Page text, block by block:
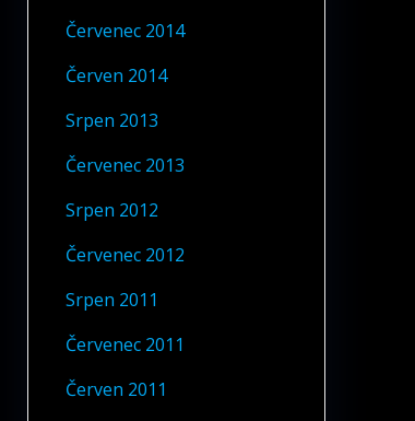
Červenec 2014
Červen 2014
Srpen 2013
Červenec 2013
Srpen 2012
Červenec 2012
Srpen 2011
Červenec 2011
Červen 2011